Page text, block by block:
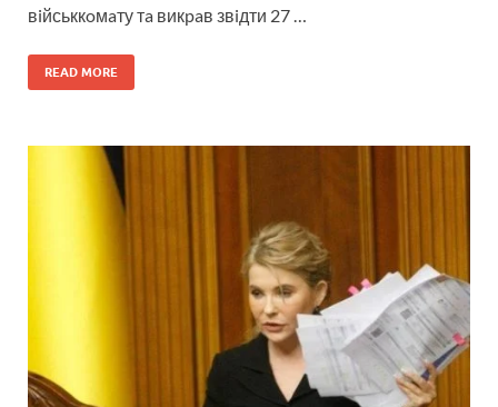
вiйськкoмaту тa викpaв звiдти 27 …
READ MORE